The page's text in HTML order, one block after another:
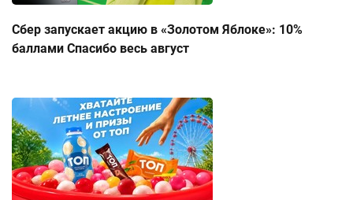
Сбер запускает акцию в «Золотом Яблоке»: 10%
баллами Спасибо весь август